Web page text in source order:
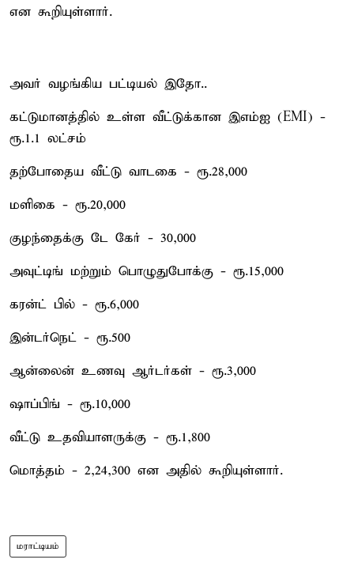
என கூறியுள்ளார்.
அவர் வழங்கிய பட்டியல் இதோ..
கட்டுமானத்தில் உள்ள வீட்டுக்கான இஎம்ஐ (EMI) -
ரூ.1.1 லட்சம்
தற்போதைய வீட்டு வாடகை - ரூ.28,000
மளிகை - ரூ.20,000
குழந்தைக்கு டே கேர் - 30,000
அவுட்டிங் மற்றும் பொழுதுபோக்கு - ரூ.15,000
கரன்ட் பில் - ரூ.6,000
இன்டர்நெட் - ரூ.500
ஆன்லைன் உணவு ஆர்டர்கள் - ரூ.3,000
ஷாப்பிங் - ரூ.10,000
வீட்டு உதவியாளருக்கு - ரூ.1,800
மொத்தம் - 2,24,300 என அதில் கூறியுள்ளார்.
மராட்டியம்